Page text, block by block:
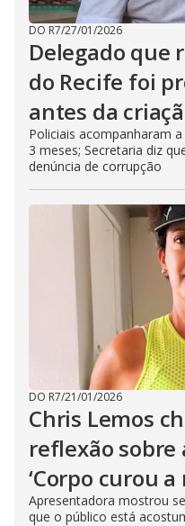
DO R7/27/01/2026
Delegado que
do Recife foi
antes da
Policiais acompanharam
3 meses; Secretaria diz
denúncia de corrupção
DO R7/21/01/2026
Chris Lemos
reflexão
‘Corpo curou a
Apresentadora mostrou
que o público está